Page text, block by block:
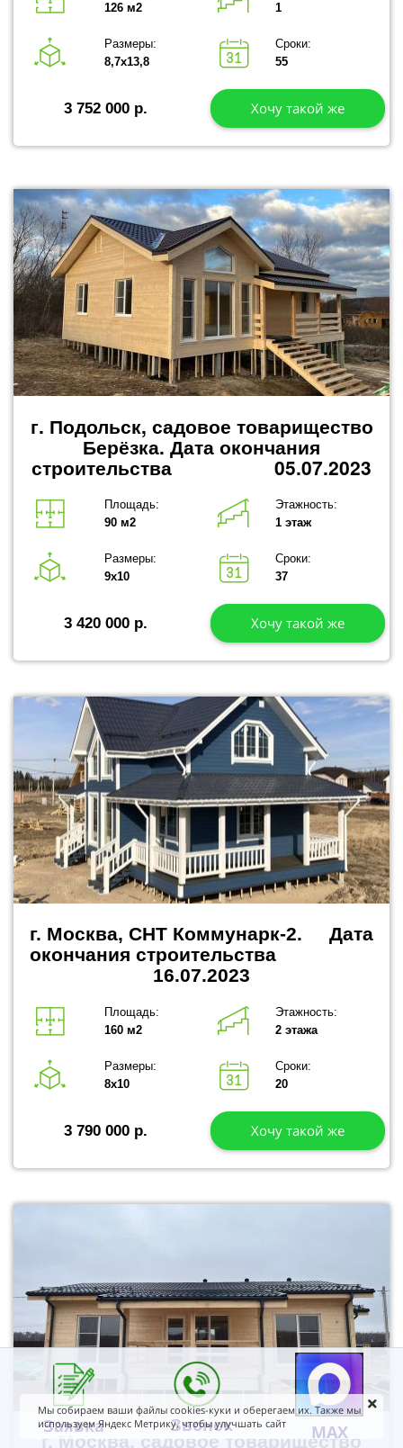
Заявка Звонок MAX
126 м2
1
Размеры:
8,7х13,8
Сроки:
55
3 752 000 р. Хочу такой же
г. Подольск, садовое товарищество
Берёзка. Дата окончания
строительства 05.07.2023
Площадь:
90 м2
Этажность:
1 этаж
Размеры:
9х10
Сроки:
37
3 420 000 р. Хочу такой же
г. Москва, СНТ Коммунарк-2. Дата
окончания строительства
16.07.2023
Площадь:
160 м2
Этажность:
2 этажа
Размеры:
8х10
Сроки:
20
3 790 000 р. Хочу такой же
г. Москва, садовое товарищество
Мы собираем ваши файлы cookies-куки и оберегаем их. Также мы
используем Яндекс Метрику, чтобы улучшать сайт